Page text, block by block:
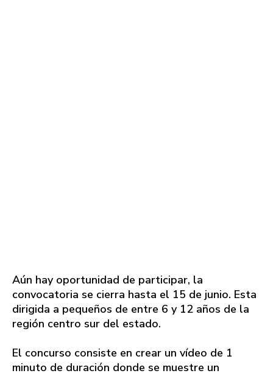
Aún hay oportunidad de participar, la
convocatoria se cierra hasta el 15 de junio. Esta
dirigida a pequeños de entre 6 y 12 años de la
región centro sur del estado.
El concurso consiste en crear un vídeo de 1
minuto de duración donde se muestre un